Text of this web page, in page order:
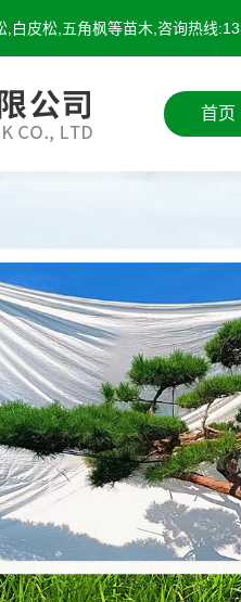
白皮松,五角枫等苗木,咨询热线
首页